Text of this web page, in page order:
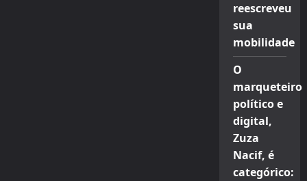
reescreveu
sua
mobilidade
O
marqueteiro
político e
digital,
Zuza
Nacif, é
categórico: